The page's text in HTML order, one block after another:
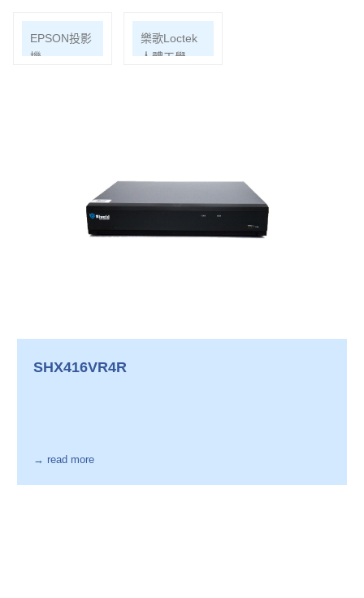
EPSON投影
機
樂歌Loctek
人體工學
SHX416VR4R
→ read more